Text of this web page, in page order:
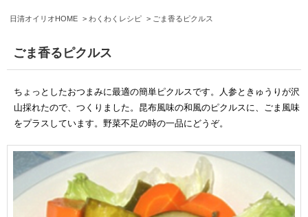
日清オイリオHOME わくわくレシピ ごま香るピクルス
ごま香るピクルス
ちょっとしたおつまみに最適の簡単ピクルスです。人参ときゅうりが沢
山採れたので、つくりました。昆布風味の和風のピクルスに、ごま風味
をプラスしています。野菜不足の時の一品にどうぞ。